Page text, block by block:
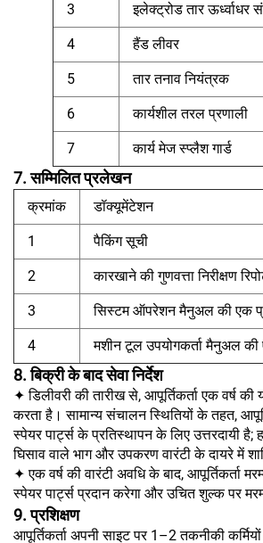
3 इलेक्ट्रोड तार
4 हैंड लीवर
5 तार तनाव नियंत्रक
6 कार्यशील तरल प्रणाली
7 कार्य मेज स्प्लैश गार्ड
7. सम्मिलित प्रलेखन
क्रमांक डॉक्यूमेंटेशन
1 पैकिंग सूची
2 कारखाने की गुणवत्ता निरीक्षण
3 सिस्टम ऑपरेशन मैनुअल की एक
4 मशीन टूल उपयोगकर्ता मैनुअल की
8. बिक्री के बाद सेवा निर्देश
✦ डिलीवरी की तारीख से, आपूर्तिकर्ता एक वर्ष की
करता है। सामान्य संचालन स्थितियों के तहत,
स्पेयर पार्ट्स के प्रतिस्थापन के लिए उत्तरदायी है;
घिसाव वाले भाग और उपकरण वारंटी के दायरे में
✦ एक वर्ष की वारंटी अवधि के बाद, आपूर्तिकर्ता
स्पेयर पार्ट्स प्रदान करेगा और उचित शुल्क पर
9. प्रशिक्षण
आपूर्तिकर्ता अपनी साइट पर 1–2 तकनीकी